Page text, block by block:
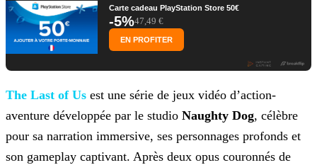
Carte cadeau PlayStation Store 50€
-5%47,49 €
EN PROFITER
The Last of Us est une série de jeux vidéo d’action-
aventure développée par le studio Naughty Dog, célèbre
pour sa narration immersive, ses personnages profonds et
son gameplay captivant. Après deux opus couronnés de